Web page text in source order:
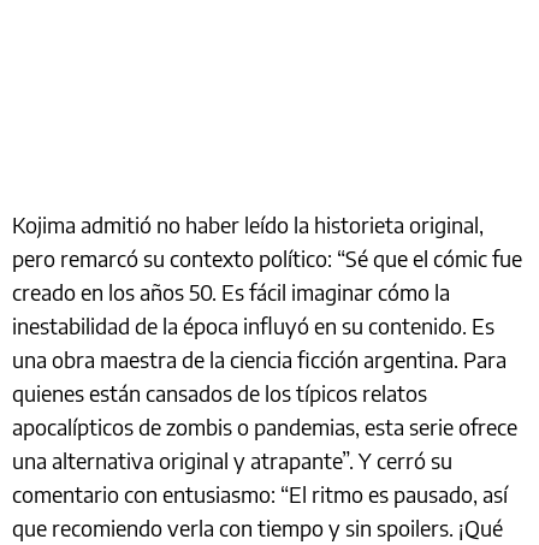
Kojima admitió no haber leído la historieta original,
pero remarcó su contexto político: “Sé que el cómic fue
creado en los años 50. Es fácil imaginar cómo la
inestabilidad de la época influyó en su contenido. Es
una obra maestra de la ciencia ficción argentina. Para
quienes están cansados de los típicos relatos
apocalípticos de zombis o pandemias, esta serie ofrece
una alternativa original y atrapante”. Y cerró su
comentario con entusiasmo: “El ritmo es pausado, así
que recomiendo verla con tiempo y sin spoilers. ¡Qué